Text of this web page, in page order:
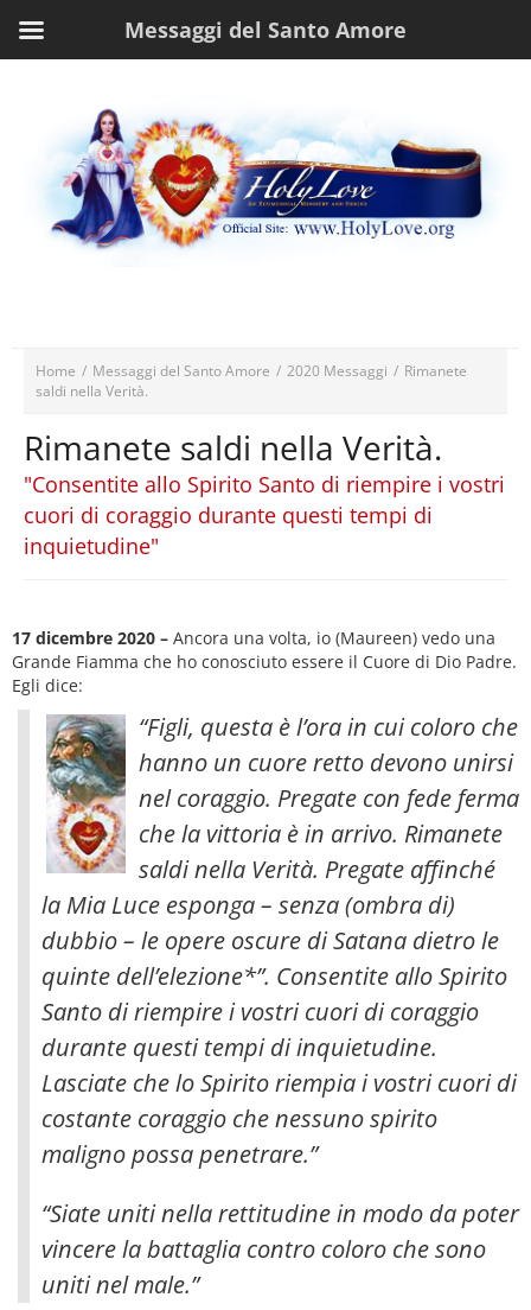
Home / Messaggi del Santo Amore / 2020 Messaggi / Rimanete
saldi nella Verità.
Rimanete saldi nella Verità.
"Consentite allo Spirito Santo di riempire i vostri
cuori di coraggio durante questi tempi di
inquietudine"
17 dicembre 2020 – Ancora una volta, io (Maureen) vedo una
Grande Fiamma che ho conosciuto essere il Cuore di Dio Padre.
Egli dice:
“Figli, questa è l’ora in cui coloro che
hanno un cuore retto devono unirsi
nel coraggio. Pregate con fede ferma
che la vittoria è in arrivo. Rimanete
saldi nella Verità. Pregate affinché
la Mia Luce esponga – senza (ombra di)
dubbio – le opere oscure di Satana dietro le
quinte dell’elezione*”. Consentite allo Spirito
Santo di riempire i vostri cuori di coraggio
durante questi tempi di inquietudine.
Lasciate che lo Spirito riempia i vostri cuori di
costante coraggio che nessuno spirito
maligno possa penetrare.”
“Siate uniti nella rettitudine in modo da poter
vincere la battaglia contro coloro che sono
uniti nel male.”
Messaggi del Santo Amore